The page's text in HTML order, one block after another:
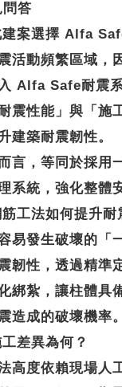
問答
案選擇 Alfa
活動頻繁區域，
Alfa Safe耐震
震性能」與「施
建築耐震韌性。
言，等同於採用
系統，強化整體
筋工法如何提升耐
易發生破壞的「
韌性，透過精準
綁紮，讓柱體具
造成的破壞機率。
差異為何？
高度依賴現場人